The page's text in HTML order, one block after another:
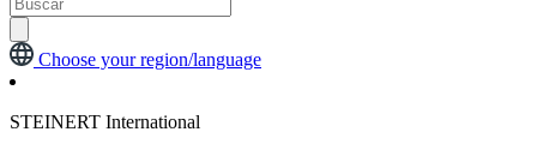
Choose your region/language
STEINERT International